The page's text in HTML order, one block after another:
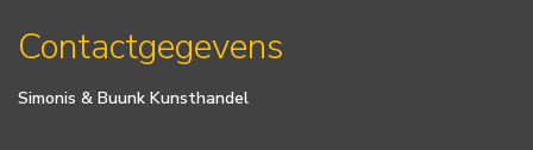
Contactgegevens
Simonis & Buunk Kunsthandel